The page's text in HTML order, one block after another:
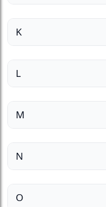
K
L
M
N
O